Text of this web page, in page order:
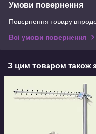
Умови повернення
Повернення товару
Всі умови повернення
З цим товаром також